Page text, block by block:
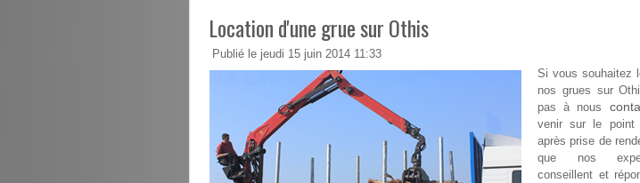
Location d'une grue sur Othis
Publié le jeudi 15 juin 2014 11:33
Si vous souhaitez
nos grues sur
pas à nous
venir sur le point
après prise de
que nos
conseillent et